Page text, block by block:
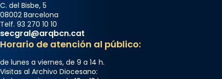
C. del Bisbe, 5
08002 Barcelona
Telf. 93 270 10 10
secgral@arqbcn.cat
Horario de atención al público:
de lunes a viernes, de 9 a 14 h.
Visitas al Archivo Diocesano: